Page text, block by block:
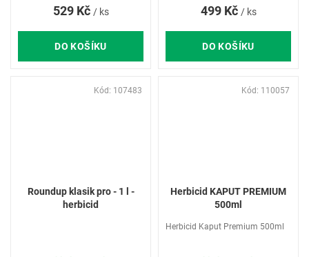
529 Kč / ks
DO KOŠÍKU
499 Kč / ks
DO KOŠÍKU
zeleniny kolem..
Roundup klasik pro - 1 l -
herbicid
Kód: 107483
Herbicid KAPUT PREMIUM
500ml
Herbicid Kaput Premium 500ml
Kód: 110057